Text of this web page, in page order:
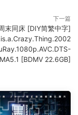
下一篇
末同床 [DIY简繁中字]
[BDMV 22.6GB]